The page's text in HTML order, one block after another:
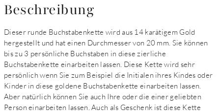
Beschreibung
Dieser runde Buchstabenkette wird aus 14 karätigem Gold
hergestellt und hat einen Durchmesser von 20 mm. Sie können
bis zu 3 persönliche Buchstaben in diese zierliche
Buchstabenkette einarbeiten lassen. Diese Kette wird sehr
persönlich wenn Sie zum Beispiel die Initialen ihres Kindes oder
Kinder in diese goldene Buchstabenkette einarbeiten lassen.
Aber natürlich können Sie auch Ihre oder die einer geliebten
Person einarbeiten lassen. Auch als Geschenk ist diese Kette